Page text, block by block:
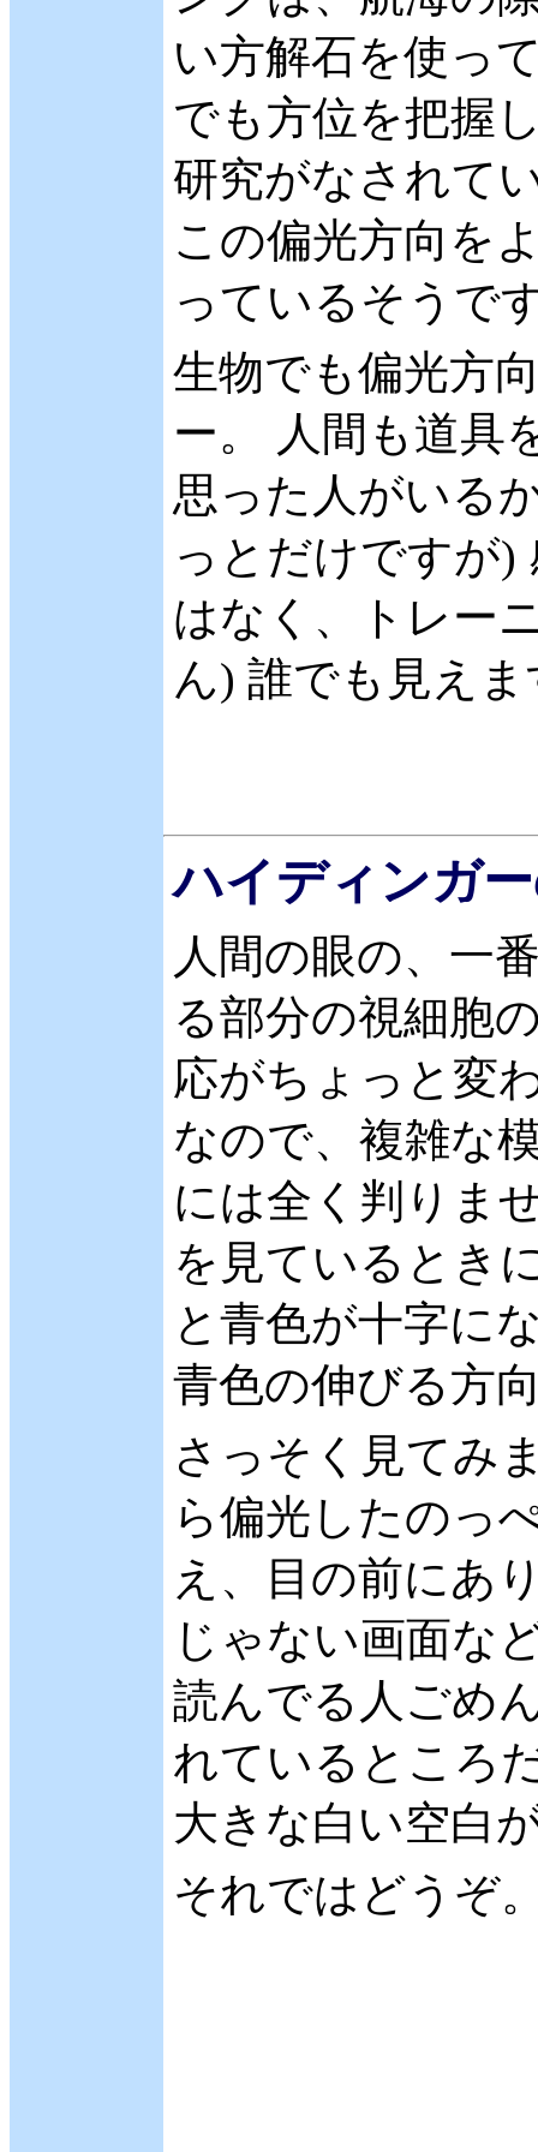
い方解石を使っ
でも方位を把握
研究がなされて
この偏光方向を
っているそうで
生物でも偏光方
ー。 人間も道具
思った人がいる
っとだけですが)
はなく、トレー
ん) 誰でも見えま
ハイディンガ
人間の眼の、一
る部分の視細胞
応がちょっと変
なので、複雑な
には全く判りま
を見ているとき
と青色が十字に
青色の伸びる方
さっそく見てみ
ら偏光したのっ
え、目の前にあ
じゃない画面な
読んでる人ごめ
れているところ
大きな白い空白
それではどうぞ